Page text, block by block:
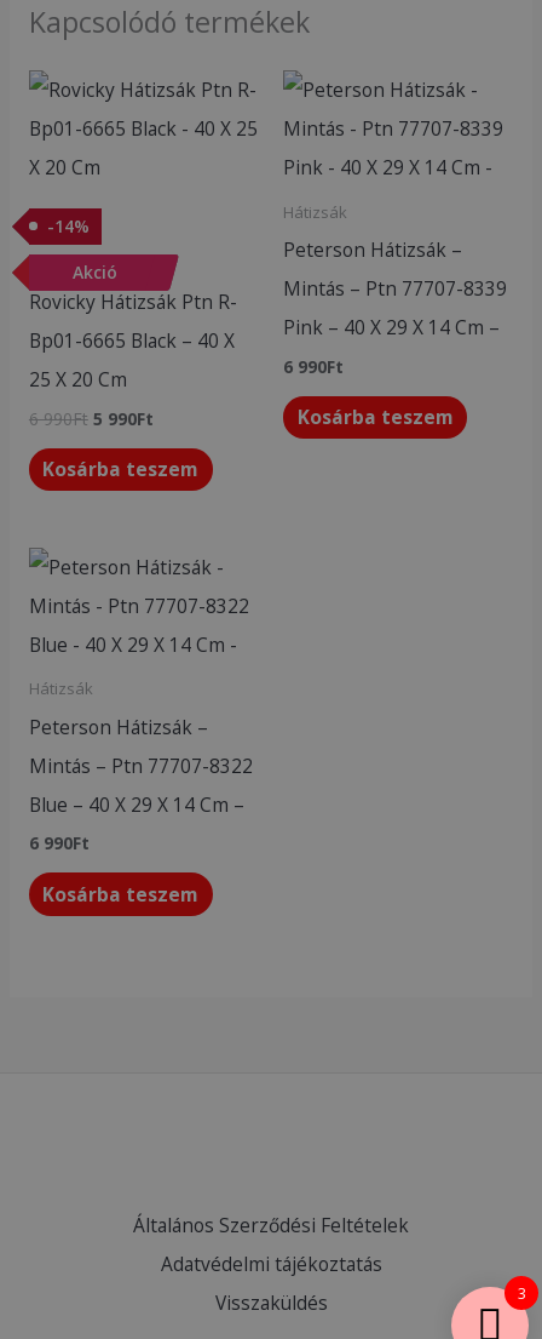
Kapcsolódó termékek
-14%
-14%
Akció
Akciós termékek
Rovicky Hátizsák Ptn R-
Bp01-6665 Black – 40 X
25 X 20 Cm
6 990Ft
Original
price
was:
990Ft.
5 990Ft
Current
price
is:
Kosárba teszem
Hátizsák
Peterson Hátizsák –
Mintás – Ptn 77707-8339
Pink – 40 X 29 X 14 Cm –
6 990Ft
Kosárba teszem
Hátizsák
Peterson Hátizsák –
Mintás – Ptn 77707-8322
Blue – 40 X 29 X 14 Cm –
6 990Ft
Kosárba teszem
Általános Szerződési Feltételek
Adatvédelmi tájékoztatás
Visszaküldés
3